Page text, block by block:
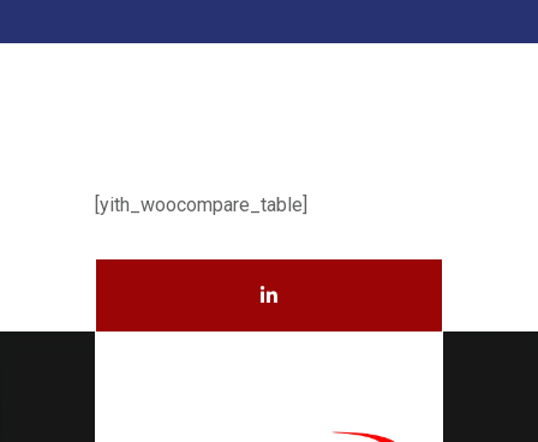
[yith_woocompare_table]